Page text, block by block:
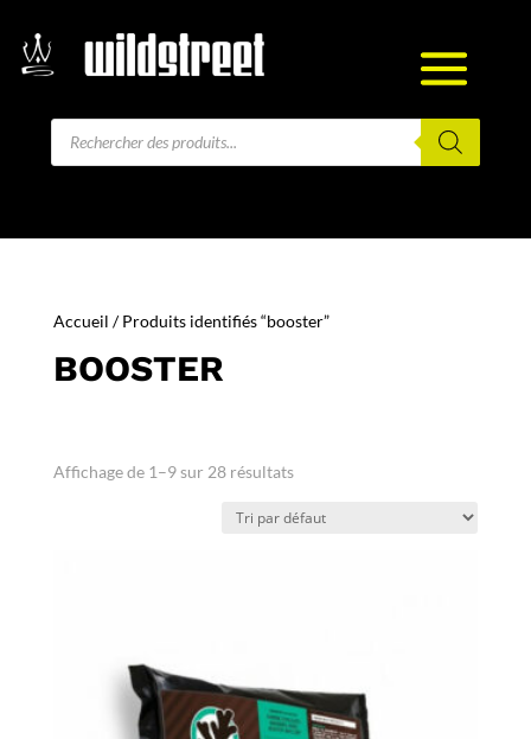
Recherche
Accueil / Produits identifiés “booster”
BOOSTER
Affichage de 1–9 sur 28 résultats